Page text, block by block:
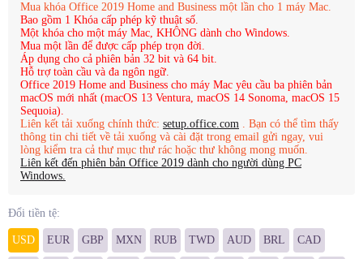
Mua khóa Office 2019 Home and Business một lần cho 1 máy Mac.
Bao gồm 1 Khóa cấp phép kỹ thuật số.
Một khóa cho một máy Mac, KHÔNG dành cho Windows.
Mua một lần để được cấp phép trọn đời.
Áp dụng cho cả phiên bản 32 bit và 64 bit.
Hỗ trợ toàn cầu và đa ngôn ngữ.
Office 2019 Home and Business cho máy Mac yêu cầu ba phiên bản
macOS mới nhất (macOS 13 Ventura, macOS 14 Sonoma, macOS 15
Sequoia).
Liên kết tải xuống chính thức: setup.office.com . Bạn có thể tìm thấy
thông tin chi tiết về tải xuống và cài đặt trong email gửi ngay, vui
lòng kiểm tra cả thư mục thư rác hoặc thư không mong muốn.
Liên kết đến phiên bản Office 2019 dành cho người dùng PC
Windows.
Đổi tiền tệ:
USD EUR GBP MXN RUB TWD AUD BRL CAD